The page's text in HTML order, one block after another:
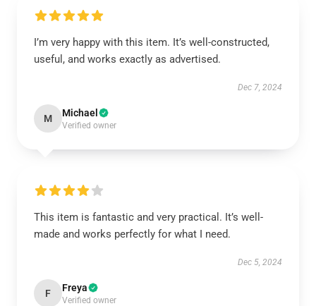
I’m very happy with this item. It’s well-constructed,
useful, and works exactly as advertised.
Dec 7, 2024
M Michael
Verified owner
This item is fantastic and very practical. It’s well-
made and works perfectly for what I need.
Dec 5, 2024
F Freya
Verified owner